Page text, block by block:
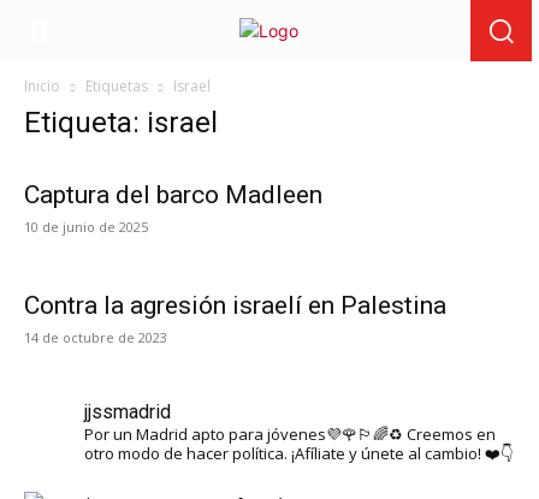
Inicio Etiquetas Israel
Etiqueta: israel
Captura del barco Madleen
10 de junio de 2025
Contra la agresión israelí en Palestina
14 de octubre de 2023
jjssmadrid
Por un Madrid apto para jóvenes💜🌹🏳️‍🌈♻️ Creemos en
otro modo de hacer política. ¡Afíliate y únete al cambio! ❤️👇